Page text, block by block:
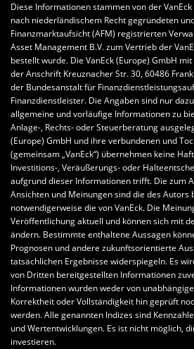
Diese Informationen stammen von der
nach niederländischem Recht gegründeten
Finanzmarktaufsicht (AFM) registrierten
Asset Management B.V. zum Vertrieb der
bestellt wurde. Die VanEck (Europe) GmbH
der Anschrift Kreuznacher Str. 30, 60486
der Bundesanstalt für
Finanzdienstleister. Die Angaben sind nur
allgemeine und vorläufige Informationen zu
Anlage-, Rechts- oder Steuerberatung
(Europe) GmbH und ihre verbundenen und
(gemeinsam „VanEck“) übernehmen keine
Investitions-, Veräußerungs- oder
aufgrund dieser Informationen trifft. Die zum
Ansichten und Meinungen sind die des Autors
notwendigerweise die von VanEck. Die
Veröffentlichung aktuell und können sich mit
ändern. Bestimmte enthaltene Aussagen
Prognosen und andere zukunftsorientierte
tatsächlichen Ergebnisse widerspiegeln. Es
von Dritten bereitgestellten Informationen
Informationen wurden weder von
Korrektheit oder Vollständigkeit hin geprüft
werden. Alle genannten Indizes sind
und Wertentwicklungen. Es ist nicht möglich,
investieren.